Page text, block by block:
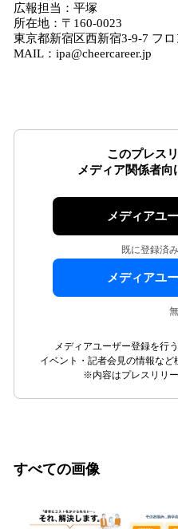
広報担当：平塚
所在地：〒160-0023
東京都新宿区西新宿3-9-7 フ
MAIL：ipa@cheercareer.jp
このプレス
メディア関係者
メディアユ
既に登録済
メディアユ
メディアユーザー登録を行
イベント・記者会見の情報など
※内容はプレスリリ
すべての画像